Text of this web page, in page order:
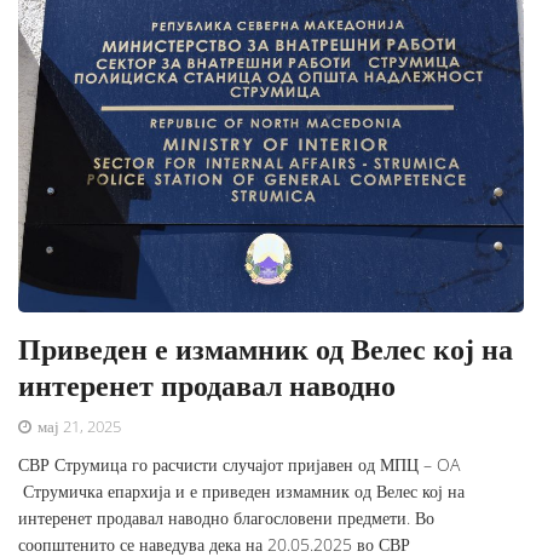
Приведен е измамник од Велес кој на
интеренет продавал наводно
мај 21, 2025
СВР Струмица го расчисти случајот пријавен од МПЦ – OA
Струмичка епархија и е приведен измамник од Велес кој на
интеренет продавал наводно благословени предмети. Во
соопштенито се наведува дека на 20.05.2025 во СВР